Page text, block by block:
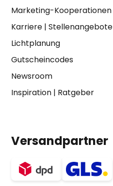
Marketing-Kooperationen
Karriere| Stellenangebote
Lichtplanung
Gutscheincodes
Newsroom
Inspiration| Ratgeber
Versandpartner